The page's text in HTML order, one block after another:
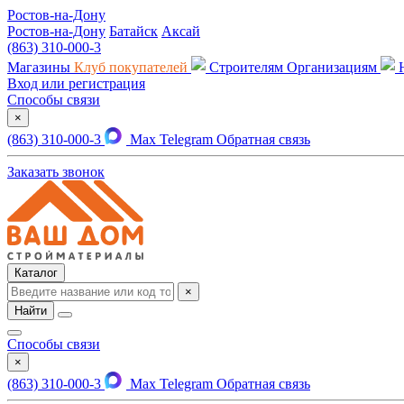
Ростов-на-Дону
Ростов-на-Дону Батайск Аксай
(863) 310-000-3
Магазины Клуб покупателей Строителям Организациям
Вход или регистрация
Способы связи
×
(863) 310-000-3 Max Telegram Обратная связь
Заказать звонок
Каталог
×
Найти
Способы связи
×
(863) 310-000-3 Max Telegram Обратная связь